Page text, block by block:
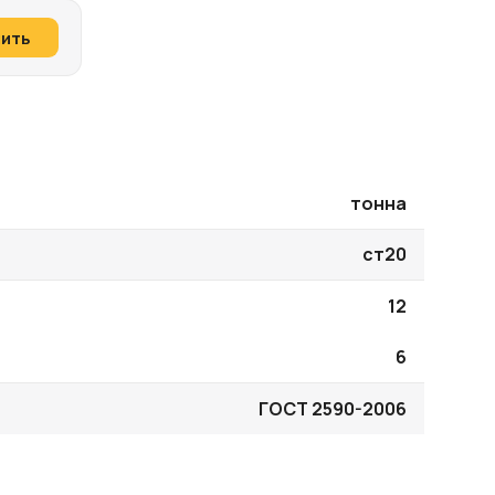
тонна
ст20
12
6
ГОСТ 2590-2006